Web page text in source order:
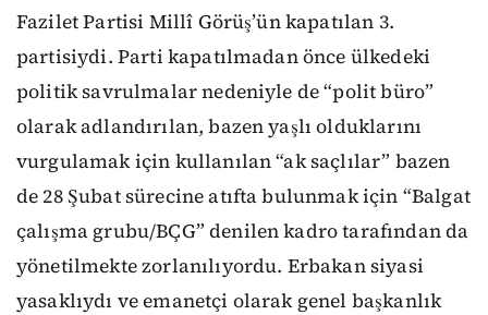
Fazilet Partisi Millî Görüş’ün kapatılan 3.
partisiydi. Parti kapatılmadan önce ülkedeki
politik savrulmalar nedeniyle de “polit büro”
olarak adlandırılan, bazen yaşlı olduklarını
vurgulamak için kullanılan “ak saçlılar” bazen
de 28 Şubat sürecine atıfta bulunmak için “Balgat
çalışma grubu/BÇG” denilen kadro tarafından da
yönetilmekte zorlanılıyordu. Erbakan siyasi
yasaklıydı ve emanetçi olarak genel başkanlık